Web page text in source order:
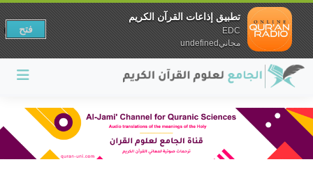
تطبيق إذاعات القرآن الكريم
EDC
مجانيundefined
فتح